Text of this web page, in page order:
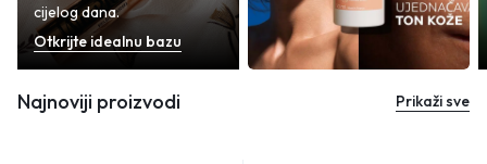
cijelog dana.
Otkrijte idealnu bazu
Najnoviji proizvodi Prikaži sve